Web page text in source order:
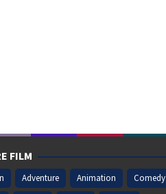
FILM
Adventure Animation
Comedy